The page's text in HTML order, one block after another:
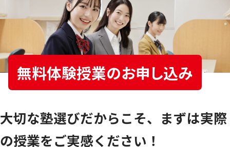
無料体験授業のお申し込み
大切な塾選びだからこそ、まずは実際
の授業をご実感ください！